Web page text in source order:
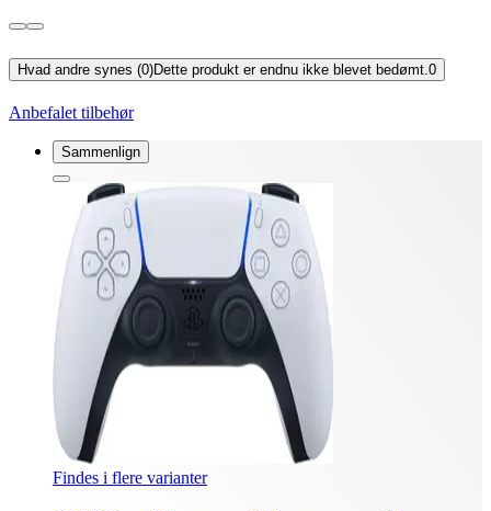
Hvad andre synes (0)Dette produkt er endnu ikke blevet bedømt.0
Anbefalet tilbehør
Sammenlign
Findes i flere varianter